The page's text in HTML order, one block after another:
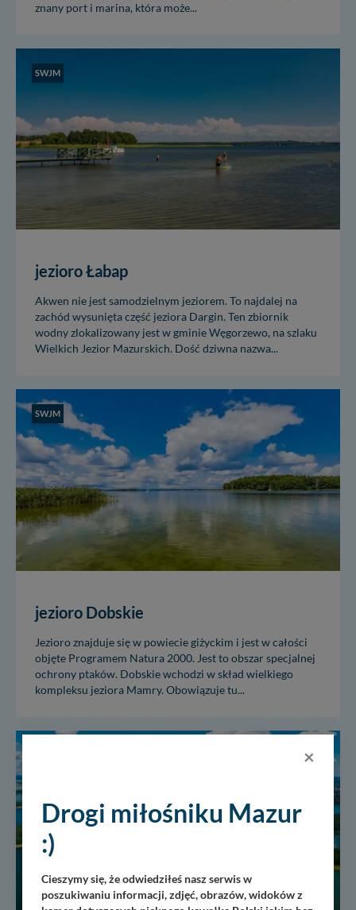
znany port i marina, która może...
SWJM
jezioro Łabap
Akwen nie jest samodzielnym jeziorem. To najdalej na
zachód wysunięta część jeziora Dargin. Ten zbiornik
wodny zlokalizowany jest w gminie Węgorzewo, na szlaku
Wielkich Jezior Mazurskich. Dość dziwna nazwa...
SWJM
jezioro Dobskie
Jezioro znajduje się w powiecie giżyckim i jest w całości
objęte Programem Natura 2000. Jest to obszar specjalnej
ochrony ptaków. Dobskie wchodzi w skład wielkiego
kompleksu jeziora Mamry. Obowiązuje tu...
×
Drogi miłośniku Mazur
:)
Cieszymy się, że odwiedziłeś nasz serwis w
poszukiwaniu informacji, zdjęć, obrazów, widoków z